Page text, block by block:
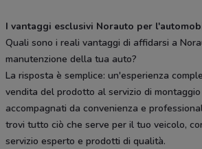
I vantaggi esclusivi Norauto per
Quali sono i reali vantaggi di affidarsi a
manutenzione della tua auto?
La risposta è semplice: un'esperienza
vendita del prodotto al servizio di
accompagnati da convenienza e
trovi tutto ciò che serve per il tuo veicolo,
servizio esperto e prodotti di qualità.